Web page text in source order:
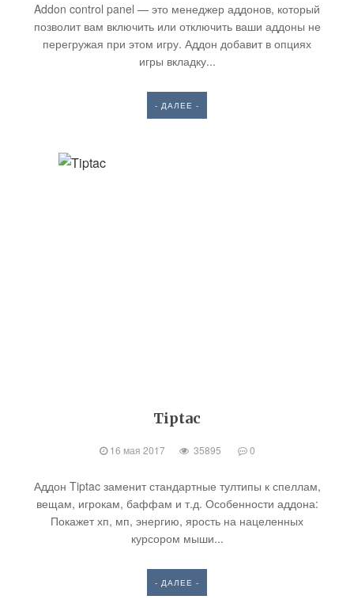
Addon control panel — это менеджер аддонов, который
позволит вам включить или отключить ваши аддоны не
перегружая при этом игру. Аддон добавит в опциях
игры вкладку...
- ДАЛЕЕ -
Tiptac
16 мая 2017 35895 0
Аддон Tiptac заменит стандартные тултипы к спеллам,
вещам, игрокам, баффам и т.д. Особенности аддона:
Покажет хп, мп, энергию, ярость на нацеленных
курсором мыши...
- ДАЛЕЕ -